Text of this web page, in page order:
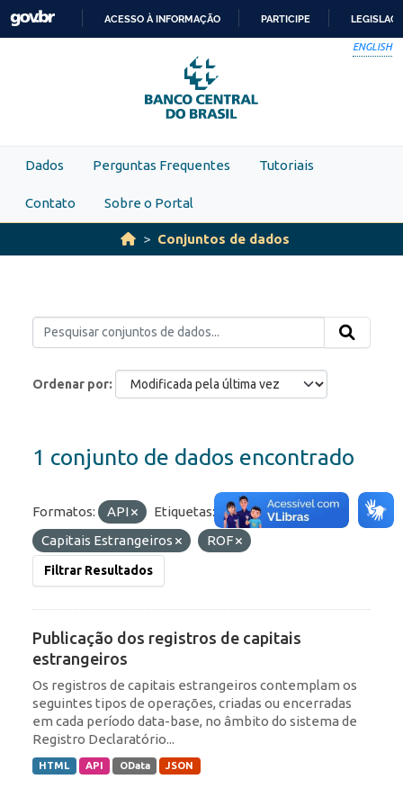
Skip to main content
PARA
O
CONTEÚDO
ACESSO À INFORMAÇÃO PARTICIPE
ENGLISH
Dados Perguntas Frequentes Tutoriais
Contato Sobre o Portal
Conjuntos de dados
Ordenar por
1 conjunto de dados encontrado
Formatos: API Etiquetas:
IED
Capitais Estrangeiros
ROF
Filtrar Resultados
Publicação dos registros de capitais
estrangeiros
Os registros de capitais estrangeiros contemplam os
seguintes tipos de operações, criadas ou encerradas
em cada período data-base, no âmbito do sistema de
Registro Declaratório...
HTML API OData JSON